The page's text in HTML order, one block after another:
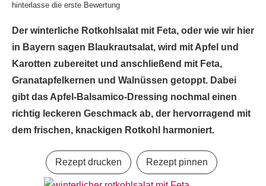
hinterlasse die erste Bewertung
Der winterliche Rotkohlsalat mit Feta, oder wie wir hier
in Bayern sagen Blaukrautsalat, wird mit Apfel und
Karotten zubereitet und anschließend mit Feta,
Granatapfelkernen und Walnüssen getoppt. Dabei
gibt das Apfel-Balsamico-Dressing nochmal einen
richtig leckeren Geschmack ab, der hervorragend mit
dem frischen, knackigen Rotkohl harmoniert.
Rezept drucken Rezept pinnen